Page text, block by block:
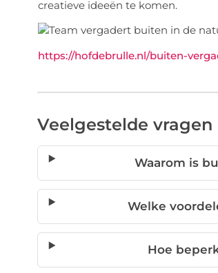
creatieve ideeën te komen.
https://hofdebrulle.nl/buiten-
Veelgestelde vragen
Waarom is
Welke
Hoe